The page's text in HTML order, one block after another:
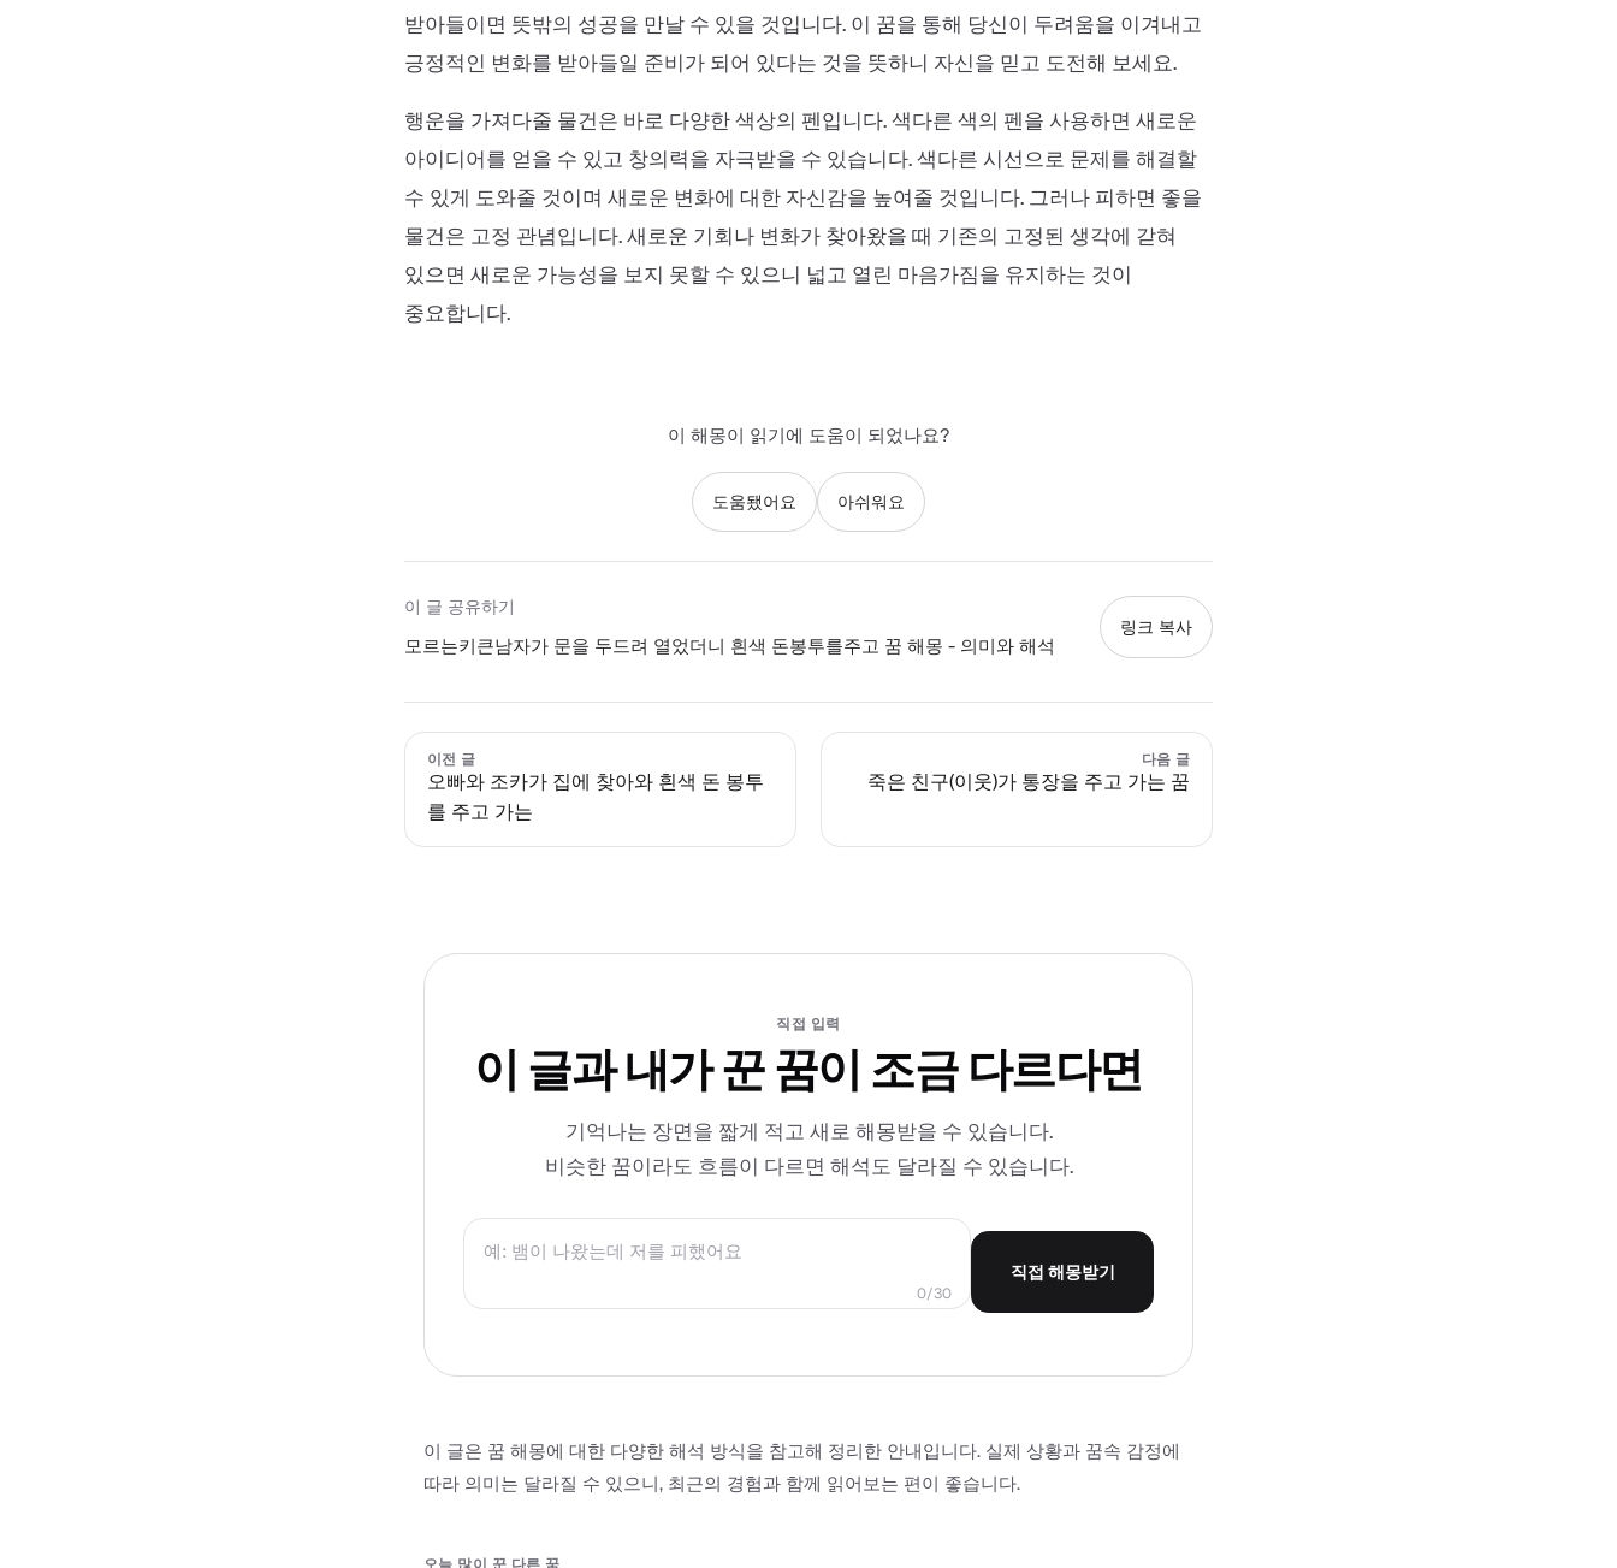
받아들이면 뜻밖의 성공을 만날 수 있을 것입니다. 이 꿈을 통해 당신이 두려움을 이겨내고
긍정적인 변화를 받아들일 준비가 되어 있다는 것을 뜻하니 자신을 믿고 도전해 보세요.
행운을 가져다줄 물건은 바로 다양한 색상의 펜입니다. 색다른 색의 펜을 사용하면 새로운
아이디어를 얻을 수 있고 창의력을 자극받을 수 있습니다. 색다른 시선으로 문제를 해결할
수 있게 도와줄 것이며 새로운 변화에 대한 자신감을 높여줄 것입니다. 그러나 피하면 좋을
물건은 고정 관념입니다. 새로운 기회나 변화가 찾아왔을 때 기존의 고정된 생각에 갇혀
있으면 새로운 가능성을 보지 못할 수 있으니 넓고 열린 마음가짐을 유지하는 것이
중요합니다.
이 해몽이 읽기에 도움이 되었나요?
도움됐어요 아쉬워요
이 글 공유하기
모르는키큰남자가 문을 두드려 열었더니 흰색 돈봉투를주고 꿈 해몽 - 의미와 해석
링크 복사
이전 글
오빠와 조카가 집에 찾아와 흰색 돈 봉투
를 주고 가는
다음 글
죽은 친구(이웃)가 통장을 주고 가는 꿈
직접 입력
이 글과 내가 꾼 꿈이 조금 다르다면
기억나는 장면을 짧게 적고 새로 해몽받을 수 있습니다.
비슷한 꿈이라도 흐름이 다르면 해석도 달라질 수 있습니다.
0/30
직접 해몽받기
이 글은 꿈 해몽에 대한 다양한 해석 방식을 참고해 정리한 안내입니다. 실제 상황과 꿈속 감정에
따라 의미는 달라질 수 있으니, 최근의 경험과 함께 읽어보는 편이 좋습니다.